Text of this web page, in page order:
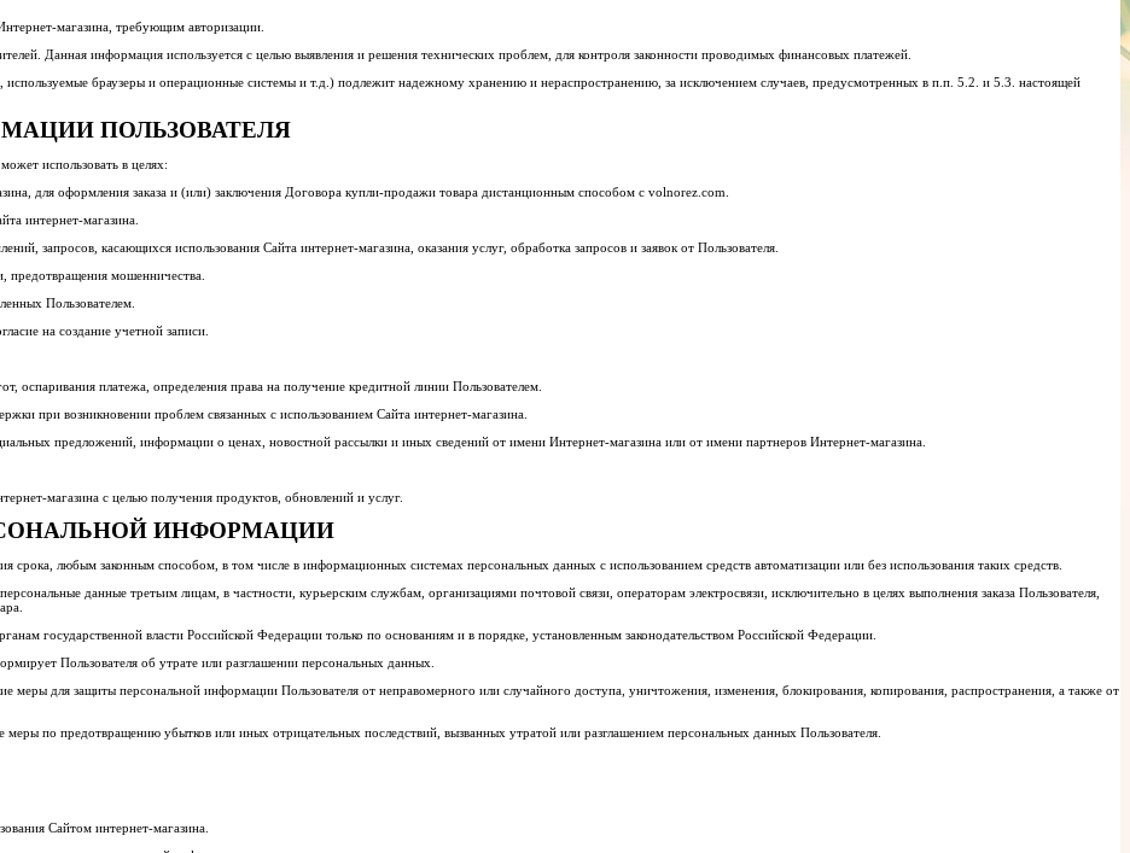
магазина, требующим авторизации.
Данная информация используется с целью выявления и решения технических проблем, для контроля законности проводимых финансовых платежей.
браузеры и операционные системы и т.д.) подлежит надежному хранению и нераспространению, за исключением случаев, предусмотренных в п.п. 5.2. и 5.3. настоящей
ПОЛЬЗОВАТЕЛЯ
использовать в целях:
для оформления заказа и (или) заключения Договора купли-продажи товара дистанционным способом с volnorez.com.
интернет-магазина.
запросов, касающихся использования Сайта интернет-магазина, оказания услуг, обработка запросов и заявок от Пользователя.
предотвращения мошенничества.
Пользователем.
на создание учетной записи.
оспаривания платежа, определения права на получение кредитной линии Пользователем.
при возникновении проблем связанных с использованием Сайта интернет-магазина.
предложений, информации о ценах, новостной рассылки и иных сведений от имени Интернет-магазина или от имени партнеров Интернет-магазина.
магазина с целью получения продуктов, обновлений и услуг.
ИНФОРМАЦИИ
срока, любым законным способом, в том числе в информационных системах персональных данных с использованием средств автоматизации или без использования таких средств.
данные третьим лицам, в частности, курьерским службам, организациями почтовой связи, операторам электросвязи, исключительно в целях выполнения заказа Пользователя,
государственной власти Российской Федерации только по основаниям и в порядке, установленным законодательством Российской Федерации.
Пользователя об утрате или разглашении персональных данных.
для защиты персональной информации Пользователя от неправомерного или случайного доступа, уничтожения, изменения, блокирования, копирования, распространения, а также от
по предотвращению убытков или иных отрицательных последствий, вызванных утратой или разглашением персональных данных Пользователя.
Сайтом интернет-магазина.